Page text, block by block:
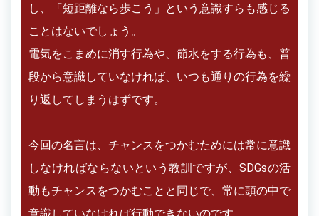
し、「短距離なら歩こう」という意識すらも感じる
ことはないでしょう。
電気をこまめに消す行為や、節水をする行為も、普
段から意識していなければ、いつも通りの行為を繰
り返してしまうはずです。
今回の名言は、チャンスをつかむためには常に意識
しなければならないという教訓ですが、SDGsの活
動もチャンスをつかむことと同じで、常に頭の中で
意識していなければ行動できないのです。